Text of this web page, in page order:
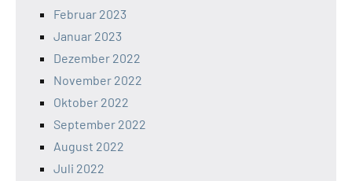
Februar 2023
Januar 2023
Dezember 2022
November 2022
Oktober 2022
September 2022
August 2022
Juli 2022